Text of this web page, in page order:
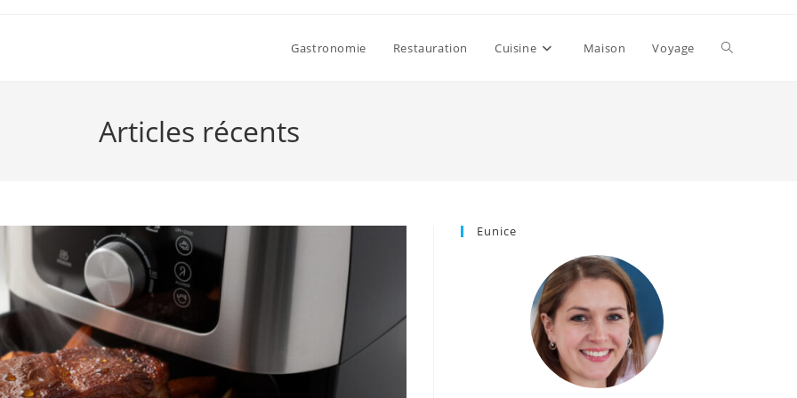
Gastronomie Restauration Cuisine Maison Voyage Toggle
Articles récents
Eunice